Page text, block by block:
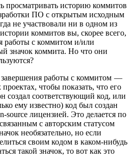
просматривать историю коммитов
ПО с открытым исходным
не участвовали ни в одном из
коммитов вы, скорее всего,
работы с коммитом и/или
значок коммита. Но что они
работы с коммитом —
чтобы показать, что его
создал соответствующий код, или
ему известно) код был создан
source лицензией. Это делается по
с авторским статусом
необязательно, но если
своим кодом в каком-нибудь
такой значок, то вот как это